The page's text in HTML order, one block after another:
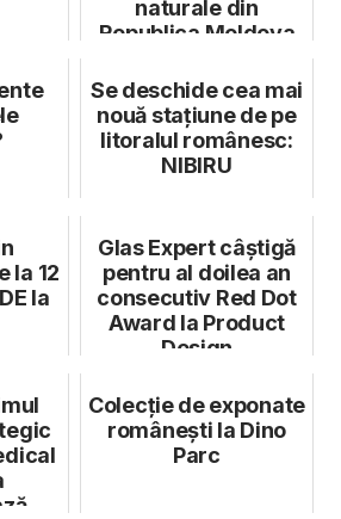
naturale din
Republica Moldova
Se deschide cea mai
nouă stațiune de pe
litoralul românesc:
NIBIRU
la 12
la
Glas Expert câștigă
pentru al doilea an
consecutiv Red Dot
Award la Product
Design
Colecție de exponate
românești la Dino
Parc